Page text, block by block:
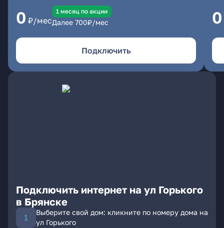
0 ₽/мес
1 месяц по акции
Далее 700₽/мес
Подключить
0
Подключить интернет на ул Горького
в Брянске
Выберите свой дом: кликните по номеру дома на
ул Горького